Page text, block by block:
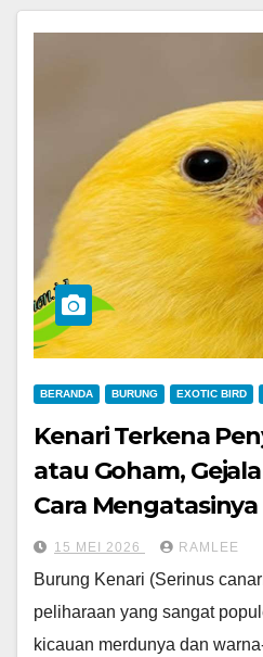
BERANDA BURUNG EXOTIC BIRD
Kenari Terkena
atau Goham,
Cara Mengatasinya
15 MEI 2026 RAMLEE
Burung Kenari (Serinus
peliharaan yang sangat
kicauan merdunya dan